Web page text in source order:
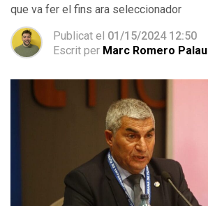
que va fer el fins ara seleccionador
Publicat el 01/15/2024 12:50
Escrit per Marc Romero Palau